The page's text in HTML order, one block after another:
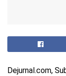
Dejurnal.com,